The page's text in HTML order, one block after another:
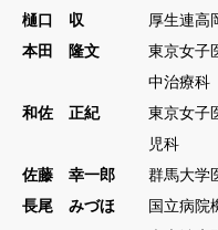
樋口 収
厚生連高
本田 隆文
東京女子
中治療科
和佐 正紀
東京女子
児科
佐藤 幸一郎
群馬大学
長尾 みづほ
国立病院